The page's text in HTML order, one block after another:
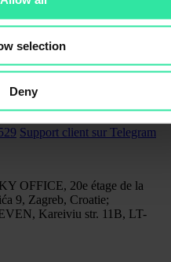
selection
Deny
Support client sur Telegram
OFFICE, 20e étage de la
9, Zagreb, Croatie;
Kareiviu str. 11B, LT-